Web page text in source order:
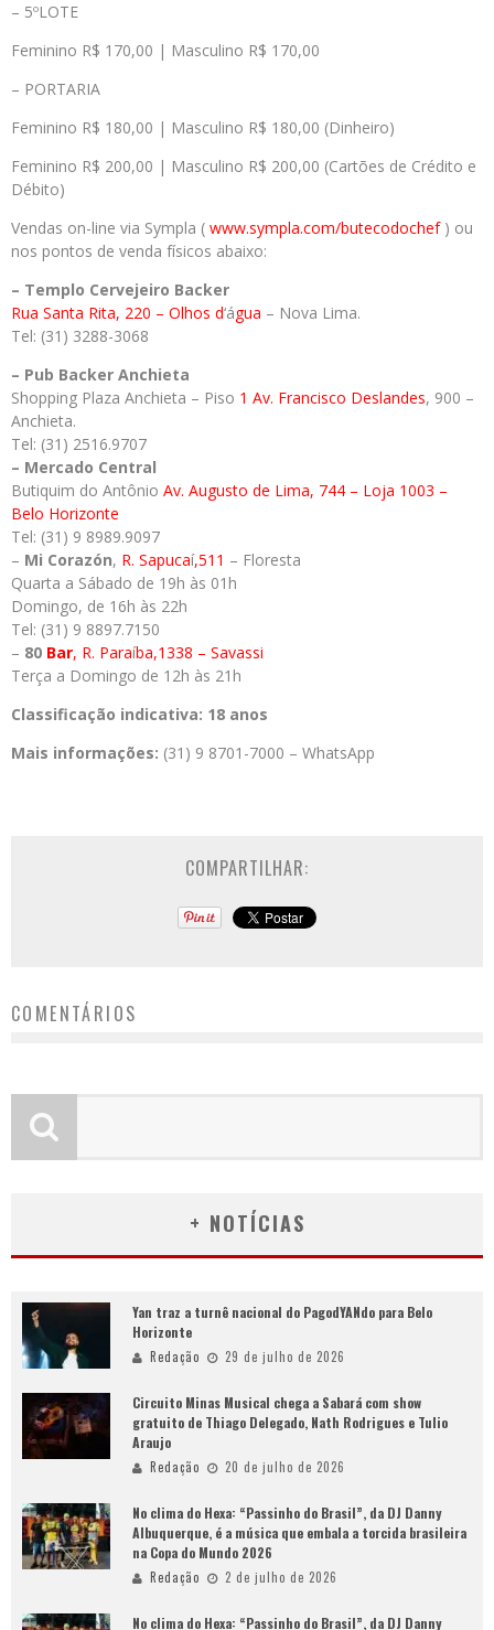
– 5ºLOTE
Feminino R$ 170,00 | Masculino R$ 170,00
– PORTARIA
Feminino R$ 180,00 | Masculino R$ 180,00 (Dinheiro)
Feminino R$ 200,00 | Masculino R$ 200,00 (Cartões de Crédito e
Débito)
Vendas on-line via Sympla ( www.sympla.com/butecodochef ) ou
nos pontos de venda físicos abaixo:
– Templo Cervejeiro Backer
Rua Santa Rita, 220 – Olhos d‘água – Nova Lima.
Tel: (31) 3288-3068
– Pub Backer Anchieta
Shopping Plaza Anchieta – Piso 1 Av. Francisco Deslandes, 900 –
Anchieta.
Tel: (31) 2516.9707
– Mercado Central
Butiquim do Antônio Av. Augusto de Lima, 744 – Loja 1003 –
Belo Horizonte
Tel: (31) 9 8989.9097
– Mi Corazón, R. Sapucaí,511 – Floresta
Quarta a Sábado de 19h às 01h
Domingo, de 16h às 22h
Tel: (31) 9 8897.7150
– 80 Bar, R. Paraíba,1338 – Savassi
Terça a Domingo de 12h às 21h
Classificação indicativa: 18 anos
Mais informações: (31) 9 8701-7000 – WhatsApp
COMPARTILHAR:
COMENTÁRIOS
+ NOTÍCIAS
Yan traz a turnê nacional do PagodYANdo para Belo
Horizonte
Redação 29 de julho de 2026
Circuito Minas Musical chega a Sabará com show
gratuito de Thiago Delegado, Nath Rodrigues e Tulio
Araujo
Redação 20 de julho de 2026
No clima do Hexa: “Passinho do Brasil”, da DJ Danny
Albuquerque, é a música que embala a torcida brasileira
na Copa do Mundo 2026
Redação 2 de julho de 2026
No clima do Hexa: “Passinho do Brasil”, da DJ Danny